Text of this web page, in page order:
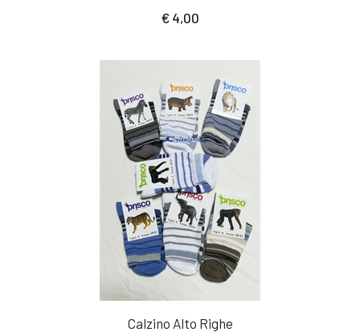
€ 4,00
Calzino Alto Righe